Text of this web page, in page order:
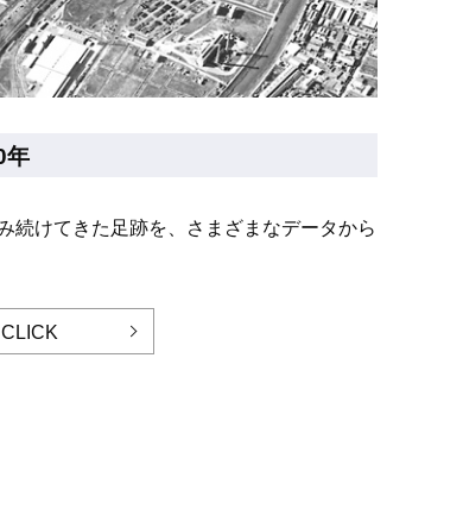
年
続けてきた足跡を、さまざまなデータから
CLICK